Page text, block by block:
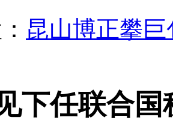
昆山博正攀
下任联合